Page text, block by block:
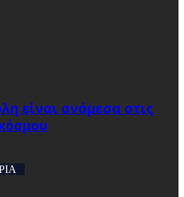
είναι ανάμεσα στις